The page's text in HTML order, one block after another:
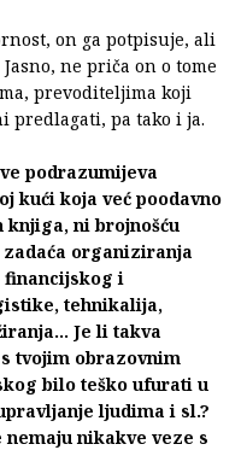
on ga potpisuje, ali
ne priča on o tome
prevoditeljima koji
predlagati, pa tako i ja.
podrazumijeva
kući koja već poodavno
ni brojnošću
organiziranja
financijskog i
tehnikalija,
Je li takva
tvojim obrazovnim
bilo teško ufurati u
ljudima i sl.?
nikakve veze s